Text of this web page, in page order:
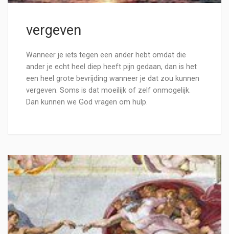
vergeven
Wanneer je iets tegen een ander hebt omdat die
ander je echt heel diep heeft pijn gedaan, dan is het
een heel grote bevrijding wanneer je dat zou kunnen
vergeven. Soms is dat moeilijk of zelf onmogelijk.
Dan kunnen we God vragen om hulp.